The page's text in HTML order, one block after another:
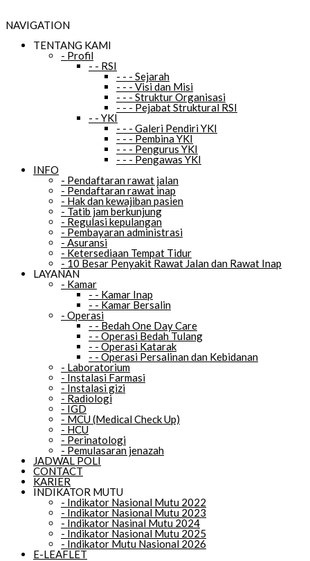
NAVIGATION
TENTANG KAMI
- Profil
- - RSI
- - - Sejarah
- - - Visi dan Misi
- - - Struktur Organisasi
- - - Pejabat Struktural RSI
- - YKI
- - - Galeri Pendiri YKI
- - - Pembina YKI
- - - Pengurus YKI
- - - Pengawas YKI
INFO
- Pendaftaran rawat jalan
- Pendaftaran rawat inap
- Hak dan kewajiban pasien
- Tatib jam berkunjung
- Regulasi kepulangan
- Pembayaran administrasi
- Asuransi
- Ketersediaan Tempat Tidur
- 10 Besar Penyakit Rawat Jalan dan Rawat Inap
LAYANAN
- Kamar
- - Kamar Inap
- - Kamar Bersalin
- Operasi
- - Bedah One Day Care
- - Operasi Bedah Tulang
- - Operasi Katarak
- - Operasi Persalinan dan Kebidanan
- Laboratorium
- Instalasi Farmasi
- Instalasi gizi
- Radiologi
- IGD
- MCU (Medical Check Up)
- HCU
- Perinatologi
- Pemulasaran jenazah
JADWAL POLI
CONTACT
KARIER
INDIKATOR MUTU
- Indikator Nasional Mutu 2022
- Indikator Nasional Mutu 2023
- Indikator Nasinal Mutu 2024
- Indikator Nasional Mutu 2025
- Indikator Mutu Nasional 2026
E-LEAFLET